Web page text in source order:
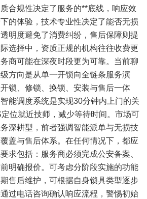
合规性决定了服务的**底线，响应效
的体验，技术专业性决定了能否无损
明度避免了消费纠纷，售后保障则提
选择中，资质正规的机构往往收费更
商可能在深夜时段更为可靠。当前聊
方向是从单一开锁向全链条服务演
锁、修锁、换锁、安装与售后一体
能调度系统是实现30分钟内上门的关
位就近技师，减少等待时间。市场可
深耕型，前者强调智能派单与无损技
盖与售后体系。在任何情况下，都应
求包括：服务商必须完成公安备案、
明确报价。可考虑分阶段实施的功能
售后维护，可根据自身锁具类型逐步
过电话咨询确认响应流程，警惕初始